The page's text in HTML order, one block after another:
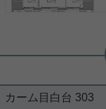
実用春日ホーム 春
根津駅前センター（
ッフ小西
カーム目白台 303